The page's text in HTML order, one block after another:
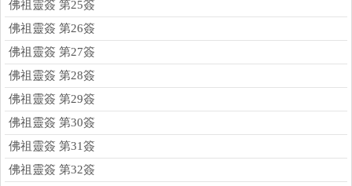
佛祖靈簽 第25簽
佛祖靈簽 第26簽
佛祖靈簽 第27簽
佛祖靈簽 第28簽
佛祖靈簽 第29簽
佛祖靈簽 第30簽
佛祖靈簽 第31簽
佛祖靈簽 第32簽